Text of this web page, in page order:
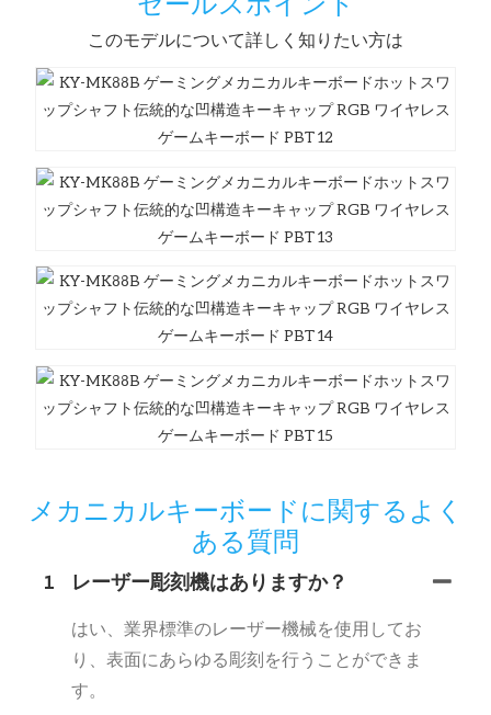
このモデルについて詳しく知りたい方は
メカニカルキーボードに関するよく
ある質問
1 レーザー彫刻機はありますか？
はい、業界標準のレーザー機械を使用してお
り、表面にあらゆる彫刻を行うことができま
す。